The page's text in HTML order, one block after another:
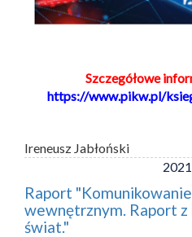
Szczegółowe
https://www.pikw.pl/
Ireneusz Jabłoński
Raport
wewnętrznym. Raport z
świat."